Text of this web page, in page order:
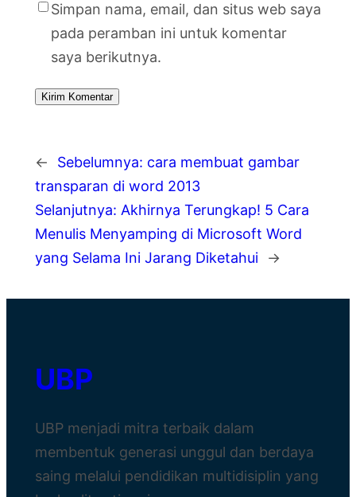
Simpan nama, email, dan situs web saya
pada peramban ini untuk komentar
saya berikutnya.
← Sebelumnya: cara membuat gambar
transparan di word 2013
Selanjutnya: Akhirnya Terungkap! 5 Cara
Menulis Menyamping di Microsoft Word
yang Selama Ini Jarang Diketahui
→
UBP
UBP menjadi mitra terbaik dalam
membentuk generasi unggul dan berdaya
saing melalui pendidikan multidisiplin yang